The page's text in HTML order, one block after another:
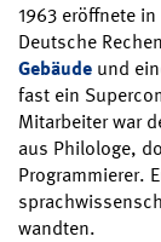
1963 eröffnete
Deutsche
Gebäude und
fast ein
Mitarbeiter war
aus Philologe,
Programmierer.
wandten.